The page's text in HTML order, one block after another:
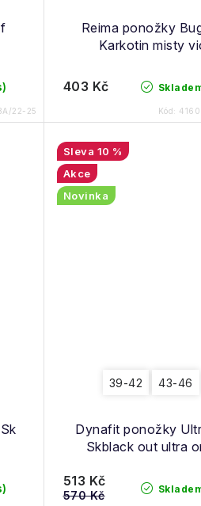
22-25
Reima ponožky
Karkotin misty
403 Kč
Kód:
Dynafit ponožky
Skblack out ultra
10 %
Akce
Novinka
39-42 43-46
513 Kč
570 Kč